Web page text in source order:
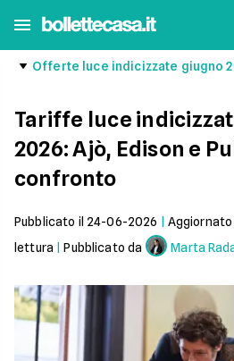
Offerte luce indicizzate giugno
Tariffe luce
2026: Ajò, Edison e
confronto
Pubblicato il 24-06-2026 Aggiornato
lettura |Pubblicato da Marta